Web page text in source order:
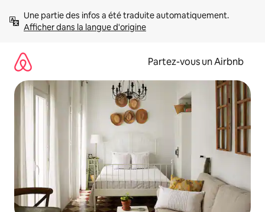
directement
Afficher dans la langue d'origine
Partez-vous un Airbnb